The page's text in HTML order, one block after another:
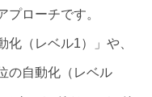
プローチです。
（レベル1）」や、
の自動化（レベル